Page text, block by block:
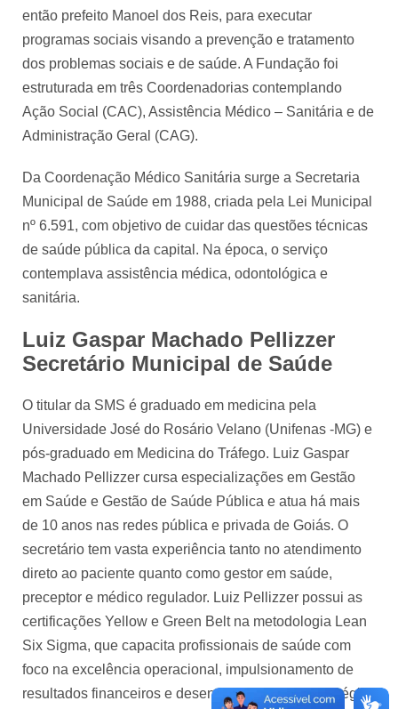
então prefeito Manoel dos Reis, para executar
programas sociais visando a prevenção e tratamento
dos problemas sociais e de saúde. A Fundação foi
estruturada em três Coordenadorias contemplando
Ação Social (CAC), Assistência Médico – Sanitária e de
Administração Geral (CAG).
Da Coordenação Médico Sanitária surge a Secretaria
Municipal de Saúde em 1988, criada pela Lei Municipal
nº 6.591, com objetivo de cuidar das questões técnicas
de saúde pública da capital. Na época, o serviço
contemplava assistência médica, odontológica e
sanitária.
Luiz Gaspar Machado Pellizzer
Secretário Municipal de Saúde
O titular da SMS é graduado em medicina pela
Universidade José do Rosário Velano (Unifenas -MG) e
pós-graduado em Medicina do Tráfego. Luiz Gaspar
Machado Pellizzer cursa especializações em Gestão
em Saúde e Gestão de Saúde Pública e atua há mais
de 10 anos nas redes pública e privada de Goiás. O
secretário tem vasta experiência tanto no atendimento
direto ao paciente quanto como gestor em saúde,
preceptor e médico regulador. Luiz Pellizzer possui as
certificações Yellow e Green Belt na metodologia Lean
Six Sigma, que capacita profissionais de saúde com
foco na excelência operacional, impulsionamento de
resultados financeiros e desenvolvimento de estratégias